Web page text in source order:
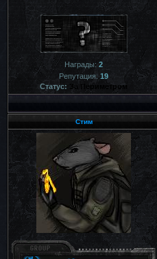
Награды:2
Репутация:19
Статус: За Периметром
Стим